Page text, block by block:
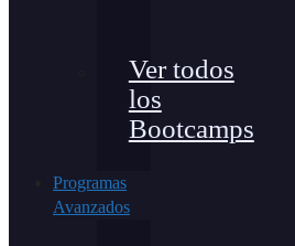
Ver todos
los
Bootcamps
Programas
Avanzados